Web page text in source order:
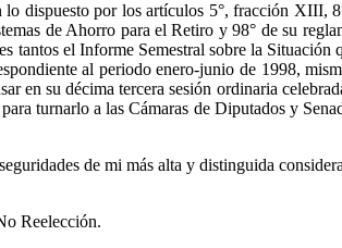
lo dispuesto por los artículos 5°, fracción XIII,
de Ahorro para el Retiro y 98° de su
tantos el Informe Semestral sobre la Situación
al periodo enero-junio de 1998,
en su décima tercera sesión ordinaria
turnarlo a las Cámaras de Diputados y
de mi más alta y distinguida
Reelección.